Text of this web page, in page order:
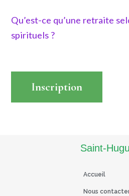
Qu’est-ce qu’une retraite
spirituels ?
Inscription
Saint-
Accueil
Nous